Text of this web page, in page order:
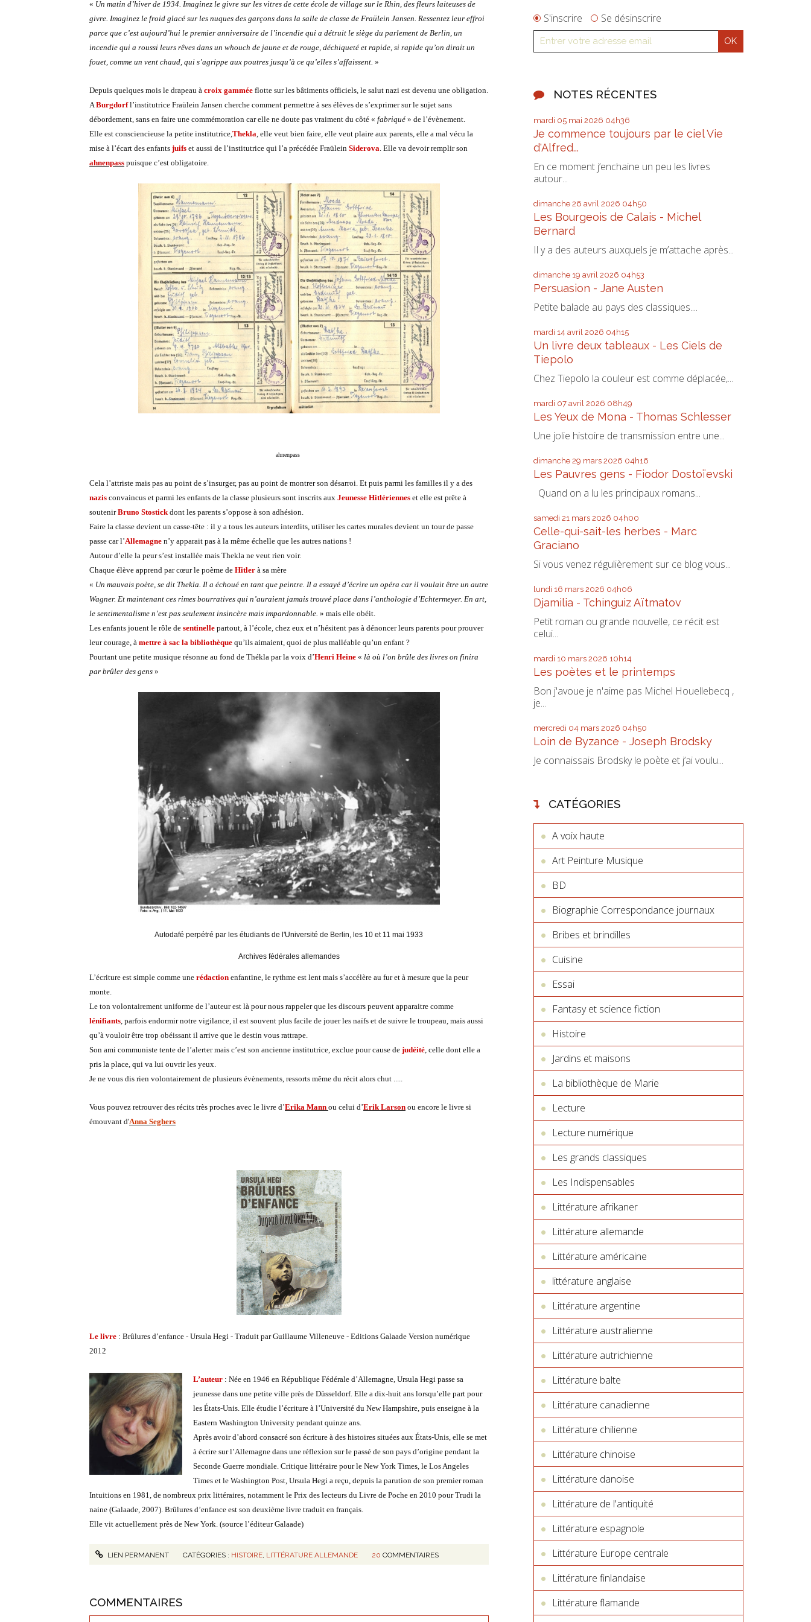
« Un matin d’hiver de 1934. Imaginez le givre sur les vitres de cette école de village sur le Rhin, des fleurs laiteuses de
givre. Imaginez le froid glacé sur les nuques des garçons dans la salle de classe de Fraülein Jansen. Ressentez leur effroi
parce que c’est aujourd’hui le premier anniversaire de l’incendie qui a détruit le siège du parlement de Berlin, un
incendie qui a roussi leurs rêves dans un whouch de jaune et de rouge, déchiqueté et rapide, si rapide qu’on dirait un
fouet, comme un vent chaud, qui s’agrippe aux poutres jusqu’à ce qu’elles s’affaissent. »
Depuis quelques mois le drapeau à croix gammée flotte sur les bâtiments officiels, le salut nazi est devenu une obligation.
ABurgdorfl’institutrice Fraülein Jansen cherche comment permettre à ses élèves de s’exprimer sur le sujet sans
débordement, sans en faire une commémoration car elle ne doute pas vraiment du côté « fabriqué » de l’évènement.
Elle est consciencieuse la petite institutrice,Thekla, elle veut bien faire, elle veut plaire aux parents, elle a mal vécu la
mise à l’écart des enfants juifs et aussi de l’institutrice qui l’a précédée Fraülein Siderova. Elle va devoir remplir son
ahnenpass puisque c’est obligatoire.
ahnenpass
Cela l’attriste mais pas au point de s’insurger, pas au point de montrer son désarroi. Et puis parmi les familles il y a des
nazis convaincus et parmi les enfants de la classe plusieurs sont inscrits aux Jeunesse Hitlériennes et elle est prête à
soutenirBruno Stostickdont les parents s’oppose à son adhésion.
Faire la classe devient un casse-tête : il y a tous les auteurs interdits, utiliser les cartes murales devient un tour de passe
passe car l’Allemagne n’y apparait pas à la même échelle que les autres nations !
Autour d’elle la peur s’est installée mais Thekla ne veut rien voir.
Chaque élève apprend par cœur le poème de Hitler à sa mère
« Un mauvais poète, se dit Thekla. Il a échoué en tant que peintre. Il a essayé d’écrire un opéra car il voulait être un autre
Wagner. Et maintenant ces rimes bourratives qui n’auraient jamais trouvé place dans l’anthologie d’Echtermeyer. En art,
le sentimentalisme n’est pas seulement insincère mais impardonnable. » mais elle obéit.
Les enfants jouent le rôle de sentinelle partout, à l’école, chez eux et n’hésitent pas à dénoncer leurs parents pour prouver
leur courage, à mettre à sac la bibliothèque qu’ils aimaient, quoi de plus malléable qu’un enfant ?
Pourtant une petite musique résonne au fond de Thékla par la voix d’Henri Heine « là où l’on brûle des livres on finira
par brûler des gens »
Autodafé perpétré par les étudiants de l'Université de Berlin, les 10 et 11 mai 1933
Archives fédérales allemandes
L’écriture est simple comme une rédaction enfantine, le rythme est lent mais s’accélère au fur et à mesure que la peur
monte.
Le ton volontairement uniforme de l’auteur est là pour nous rappeler que les discours peuvent apparaitre comme
lénifiants, parfois endormir notre vigilance, il est souvent plus facile de jouer les naïfs et de suivre le troupeau, mais aussi
qu’à vouloir être trop obéissant il arrive que le destin vous rattrape.
Son ami communiste tente de l’alerter mais c’est son ancienne institutrice, exclue pour cause de judéité, celle dont elle a
pris la place, qui va lui ouvrir les yeux.
Je ne vous dis rien volontairement de plusieurs évènements, ressorts même du récit alors chut .....
Vous pouvez retrouver des récits très proches avec le livre d’Erika Mann ou celui d’Erik Larson ou encore le livre si
émouvant d'Anna Seghers
Le livre : Brûlures d’enfance - Ursula Hegi - Traduit par Guillaume Villeneuve - Editions Galaade Version numérique
2012
L’auteur : Née en 1946 en République Fédérale d’Allemagne, Ursula Hegi passe sa
jeunesse dans une petite ville près de Düsseldorf. Elle a dix-huit ans lorsqu’elle part pour
les États-Unis. Elle étudie l’écriture à l’Université du New Hampshire, puis enseigne à la
Eastern Washington University pendant quinze ans.
Après avoir d’abord consacré son écriture à des histoires situées aux États-Unis, elle se met
à écrire sur l’Allemagne dans une réflexion sur le passé de son pays d’origine pendant la
Seconde Guerre mondiale. Critique littéraire pour le New York Times, le Los Angeles
Times et le Washington Post, Ursula Hegi a reçu, depuis la parution de son premier roman
Intuitions en 1981, de nombreux prix littéraires, notamment le Prix des lecteurs du Livre de Poche en 2010 pour Trudi la
naine (Galaade, 2007). Brûlures d’enfance est son deuxième livre traduit en français.
Elle vit actuellement près de New York. (source l’éditeur Galaade)
LIEN PERMANENT CATÉGORIES : HISTOIRE, LITTÉRATURE ALLEMANDE 20 COMMENTAIRES
COMMENTAIRES
S'inscrire Se désinscrire
NOTES RÉCENTES
mardi 05 mai 2026 04h36
Je commence toujours par le ciel Vie
d'Alfred...
En ce moment j’enchaine un peu les livres
autour...
dimanche 26 avril 2026 04h50
Les Bourgeois de Calais - Michel
Bernard
Il y a des auteurs auxquels je m’attache après...
dimanche 19 avril 2026 04h53
Persuasion - Jane Austen
Petite balade au pays des classiques....
mardi 14 avril 2026 04h15
Un livre deux tableaux - Les Ciels de
Tiepolo
Chez Tiepolo la couleur est comme déplacée,...
mardi 07 avril 2026 08h49
Les Yeux de Mona - Thomas Schlesser
Une jolie histoire de transmission entre une...
dimanche 29 mars 2026 04h16
Les Pauvres gens - Fiodor Dostoïevski
Quand on a lu les principaux romans...
samedi 21 mars 2026 04h00
Celle-qui-sait-les herbes - Marc
Graciano
Si vous venez régulièrement sur ce blog vous...
lundi 16 mars 2026 04h06
Djamilia - Tchinguiz Aïtmatov
Petit roman ou grande nouvelle, ce récit est
celui...
mardi 10 mars 2026 10h14
Les poètes et le printemps
Bon j'avoue je n'aime pas Michel Houellebecq ,
je...
mercredi 04 mars 2026 04h50
Loin de Byzance - Joseph Brodsky
Je connaissais Brodsky le poète et j’ai voulu...
CATÉGORIES
A voix haute
Art Peinture Musique
BD
Biographie Correspondance journaux
Bribes et brindilles
Cuisine
Essai
Fantasy et science fiction
Histoire
Jardins et maisons
La bibliothèque de Marie
Lecture
Lecture numérique
Les grands classiques
Les Indispensables
Littérature afrikaner
Littérature allemande
Littérature américaine
littérature anglaise
Littérature argentine
Littérature australienne
Littérature autrichienne
Littérature balte
Littérature canadienne
Littérature chilienne
Littérature chinoise
Littérature danoise
Littérature de l'antiquité
Littérature espagnole
Littérature Europe centrale
Littérature finlandaise
Littérature flamande